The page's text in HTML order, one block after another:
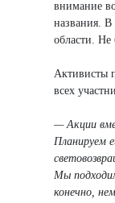
внимание
названия. В
области. Не
Активисты
всех
— Акции
Планируем
Мы
конечно,